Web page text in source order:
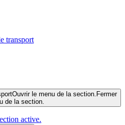
transport
Ouvrir le menu de la section. Fermer
de la section.
active.